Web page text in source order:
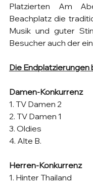
Platzierten Am
Beachplatz die
Musik und guter
Besucher auch der
Die Endplatzierungen
Damen-Konkurrenz
1. TV Damen 2
2. TV Damen 1
3. Oldies
4. Alte B.
Herren-Konkurrenz
1. Hinter Thailand